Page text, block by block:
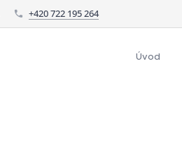
+420 722 195 264
Úvod